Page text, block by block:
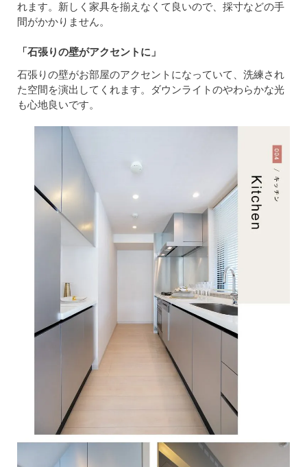
れます。新しく家具を揃えなくて良いので、採寸などの手
間がかかりません。
「石張りの壁がアクセントに」
石張りの壁がお部屋のアクセントになっていて、洗練され
た空間を演出してくれます。ダウンライトのやわらかな光
も心地良いです。